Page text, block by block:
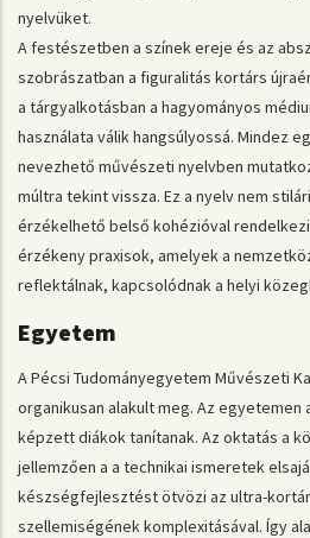
nyelvüket.
A festészetben a színek ereje és az
szobrászatban a figuralitás kortárs
a tárgyalkotásban a hagyományos
használata válik hangsúlyossá. Mindez
nevezhető művészeti nyelvben
múltra tekint vissza. Ez a nyelv nem
érzékelhető belső kohézióval
érzékeny praxisok, amelyek a
reflektálnak, kapcsolódnak a helyi
Egyetem
A Pécsi Tudományegyetem Művészeti
organikusan alakult meg. Az
képzett diákok tanítanak. Az oktatás a
jellemzően a a technikai ismeretek
készségfejlesztést ötvözi az ultra-
szellemiségének komplexitásával. Így